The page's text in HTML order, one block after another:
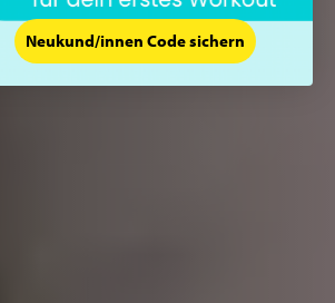
Neukund/innen Code sichern